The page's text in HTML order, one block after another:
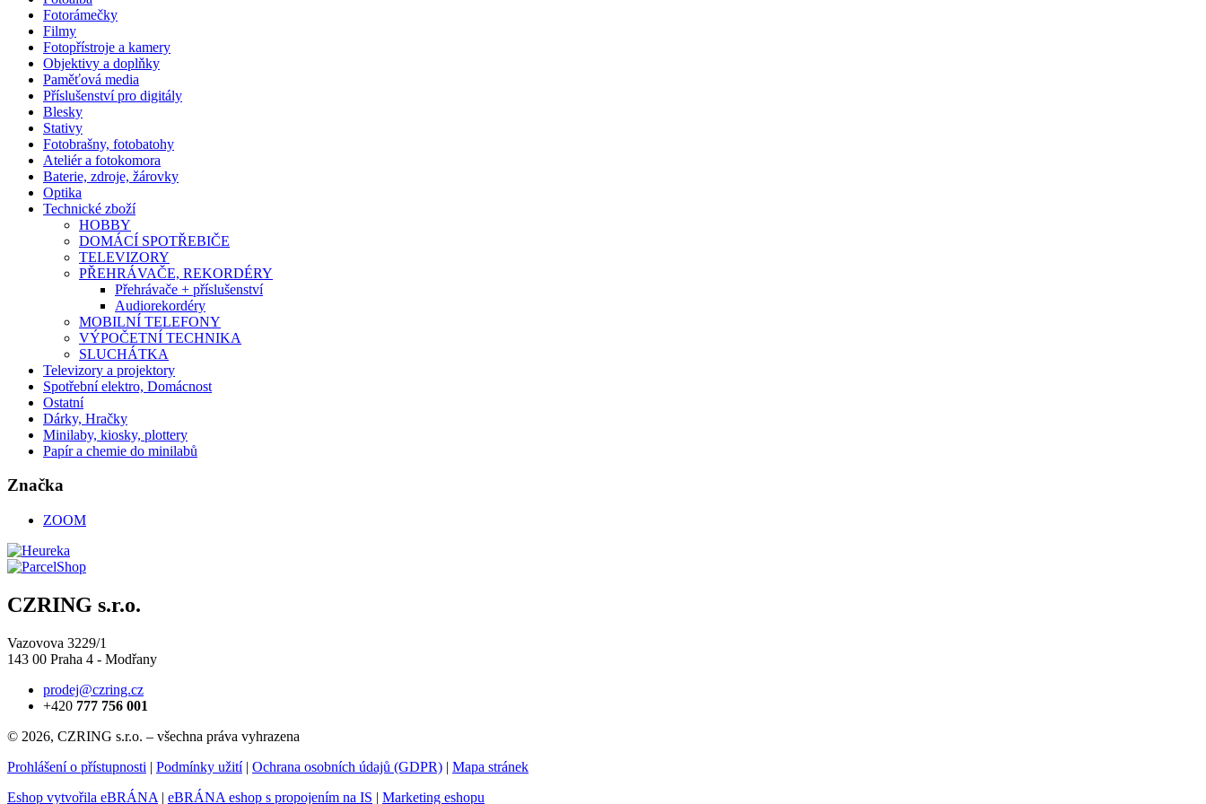
Fotorámečky
Filmy
Fotopřístroje a kamery
Objektivy a doplňky
Paměťová media
Příslušenství pro digitály
Blesky
Stativy
Fotobrašny, fotobatohy
Ateliér a fotokomora
Baterie, zdroje, žárovky
Optika
Technické zboží
HOBBY
DOMÁCÍ SPOTŘEBIČE
TELEVIZORY
PŘEHRÁVAČE, REKORDÉRY
Přehrávače + příslušenství
Audiorekordéry
MOBILNÍ TELEFONY
VÝPOČETNÍ TECHNIKA
SLUCHÁTKA
Televizory a projektory
Spotřební elektro, Domácnost
Ostatní
Dárky, Hračky
Minilaby, kiosky, plottery
Papír a chemie do minilabů
Značka
ZOOM
CZRING s.r.o.
Vazovova 3229/1
143 00 Praha 4 - Modřany
prodej@czring.cz
+420 777 756 001
© 2026, CZRING s.r.o. – všechna práva vyhrazena
Prohlášení o přístupnosti | Podmínky užití| Ochrana osobních údajů (GDPR) | Mapa stránek
Eshop vytvořila eBRÁNA | eBRÁNA eshop s propojením na IS | Marketing eshopu